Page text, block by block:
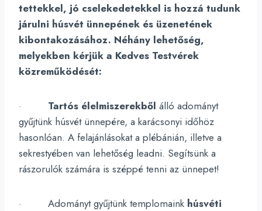
tettekkel, jó cselekedetekkel is hozzá tudunk
járulni húsvét ünnepének és üzenetének
kibontakozásához. Néhány lehetőség,
melyekben kérjük a Kedves Testvérek
közreműködését:
· Tartós élelmiszerekből álló adományt
gyűjtünk húsvét ünnepére, a karácsonyi időhöz
hasonlóan. A felajánlásokat a plébánián, illetve a
sekrestyében van lehetőség leadni. Segítsünk a
rászorulók számára is széppé tenni az ünnepet!
· Adományt gyűjtünk templomaink húsvéti